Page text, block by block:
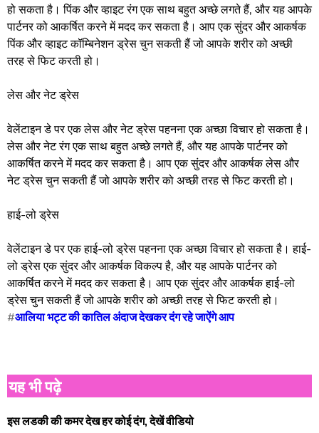
हो सकता है। पिंक और व्हाइट रंग एक साथ बहुत अच्छे लगते हैं, और यह आपके
पार्टनर को आकर्षित करने में मदद कर सकता है। आप एक सुंदर और आकर्षक
पिंक और व्हाइट कॉम्बिनेशन ड्रेस चुन सकती हैं जो आपके शरीर को अच्छी
तरह से फिट करती हो।
लेस और नेट ड्रेस
वेलेंटाइन डे पर एक लेस और नेट ड्रेस पहनना एक अच्छा विचार हो सकता है।
लेस और नेट रंग एक साथ बहुत अच्छे लगते हैं, और यह आपके पार्टनर को
आकर्षित करने में मदद कर सकता है। आप एक सुंदर और आकर्षक लेस और
नेट ड्रेस चुन सकती हैं जो आपके शरीर को अच्छी तरह से फिट करती हो।
हाई-लो ड्रेस
वेलेंटाइन डे पर एक हाई-लो ड्रेस पहनना एक अच्छा विचार हो सकता है। हाई-
लो ड्रेस एक सुंदर और आकर्षक विकल्प है, और यह आपके पार्टनर को
आकर्षित करने में मदद कर सकता है। आप एक सुंदर और आकर्षक हाई-लो
ड्रेस चुन सकती हैं जो आपके शरीर को अच्छी तरह से फिट करती हो।
#आलिया भट्ट की कातिल अंदाज देखकर दंग रहे जाऐंगे आप
यह भी पढ़े
इस लडकी की कमर देख हर कोई दंग, देखें वीडियो